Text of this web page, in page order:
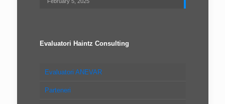
Evaluatori Haintz Consulting
Evaluatori ANEVAR
Parteneri